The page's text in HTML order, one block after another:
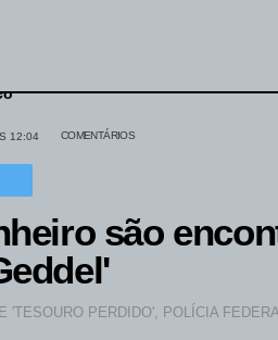
12:04 COMENTÁRIOS
são
'TESOURO PERDIDO', POLÍCIA